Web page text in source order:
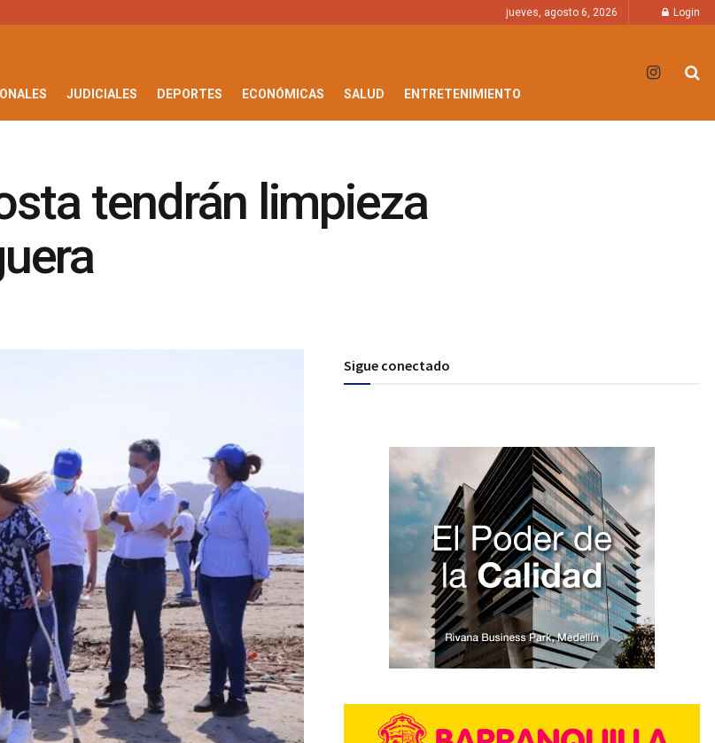
jueves, agosto 6, 2026 Login
JUDICIALES DEPORTES ECONÓMICAS SALUD ENTRETENIMIENTO
tendrán limpieza
Sigue conectado